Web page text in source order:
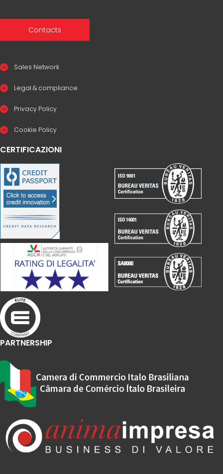
Contacts
Sales Network
Legal & compliance
Privacy Policy
Cookie Policy
CERTIFICAZIONI
PARTNERSHIP